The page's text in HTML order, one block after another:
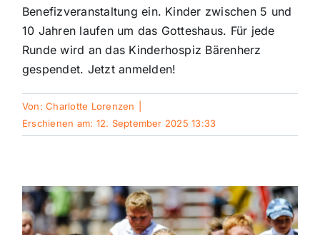
Panorama
Galerie
Polizeimeldungen
Benefizveranstaltung ein. Kinder zwischen 5 und
10 Jahren laufen um das Gotteshaus. Für jede
Runde wird an das Kinderhospiz Bärenherz
gespendet. Jetzt anmelden!
Von:Charlotte Lorenzen
Erschienen am: 12. September 2025 13:33